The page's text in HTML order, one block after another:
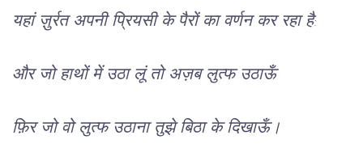
यहां ज़ुर्रत अपनी प्रियसी के पैरों का वर्णन कर रहा है:
और जो हाथों में उठा लूं तो अज़ब लुत्फ उठाऊँ
फ़िर जो वो लुत्फ उठाना तुझे बिठा के दिखाऊँ।